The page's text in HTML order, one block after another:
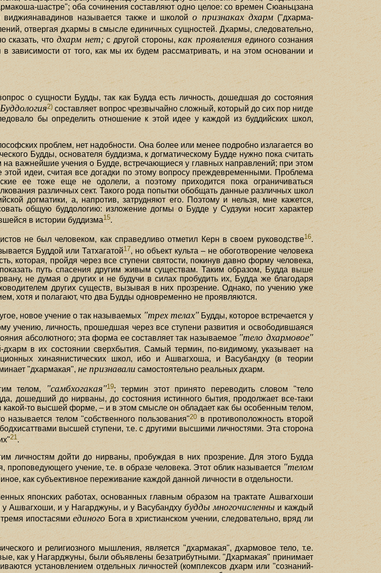
шастре"; оба сочинения составляют одно целое: со времен Сюаньцзана
называется также и школой о признаках дхарм("дхарма-
отвергая дхармы в смысле единичных сущностей. Дхармы, следовательно,
сказать, что дхарм нет;с другой стороны,как проявленияединого сознания
зависимости от того, как мы их будем рассматривать, и на этом основании и
о сущности Будды, так как Будда есть личность, дошедшая до состояния
Буддология2) составляет вопрос чрезвычайно сложный, который до сих пор нигде
бы определить отношение к этой идее у каждой из буддийских школ,
проблем, нет надобности. Она более или менее подробно излагается во
Будды, основателя буддизма, к догматическому Будде нужно пока считать
важнейшие учения о Будде, встречающиеся у главных направлений; при этом
этой идеи, считая все догадки по этому вопросу преждевременными. Проблема
ее тоже еще не одолели, а поэтому приходится пока ограничиваться
различных сект. Такого рода попытки обобщать данные различных школ
догматики, а, напротив, затрудняют его. Поэтому и нельзя, мне кажется,
общую буддологию: изложение догмы о Будде у Судзуки носит характер
в истории буддизма15.
не был человеком, как справедливо отметил Керн в своем руководстве16.
Буддой или Татхагатой17, но объект культа – не обоготворение человека
которая, пройдя через все ступени святости, покинув давно форму человека,
путь спасения другим живым существам. Таким образом, Будда выше
не думая о других и не будучи в силах пробудить их, Будда же благодаря
других существ, вызывая в них прозрение. Однако, по учению уже
хотя и полагают, что два Будды одновременно не проявляются.
новое учение о так называемых "трех телах"Будды, которое встречается у
учению, личность, прошедшая через все ступени развития и освободившаяся
абсолютного; эта форма ее составляет так называемое"тело дхармовое"
дхарм в их состоянии сверхбытия. Самый термин, по-видимому, указывает на
хинаянистических школ, ибо и Ашвагхоша, и Васубандху (в теории
"дхармакая",не признавали самостоятельно реальных дхарм.
телом,"самбхогакая"19; термин этот принято переводить словом "тело
дошедший до нирваны, до состояния истинного бытия, продолжает все-таки
то высшей форме, – и в этом смысле он обладает как бы особенным телом,
называется телом "собственного пользования"20 в противоположность второй
высшей ступени, т.е. с другими высшими личностями. Эта сторона
21.
личностям дойти до нирваны, пробуждая в них прозрение. Для этого Будда
проповедующего учение, т.е. в образе человека. Этот облик называется"телом
как субъективное переживание каждой данной личности в отдельности.
японских работах, основанных главным образом на трактате Ашвагхоши
Ашвагхоши, и у Нагарджуны, и у Васубандху будды многочисленныи каждый
ипостасямиединого Бога в христианском учении, следовательно, вряд ли
и религиозного мышления, является "дхармакая", дхармовое тело, т.е.
как у Нагарджуны, были объявлены безатрибутными. "Дхармакая" принимает
установлением отдельных личностей (комплексов дхарм или "сознаний-